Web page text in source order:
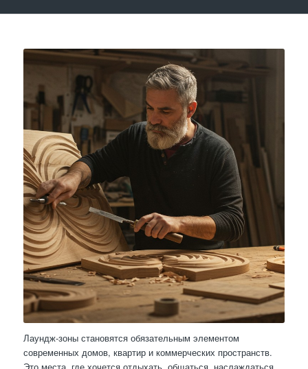
Лаундж-зоны становятся обязательным элементом
современных домов, квартир и коммерческих пространств.